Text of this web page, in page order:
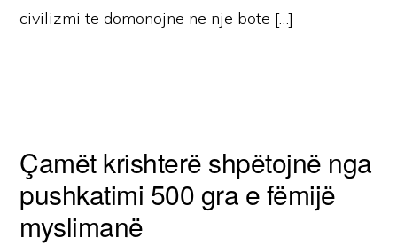
civilizmi te domonojne ne nje bote […]
Çamët krishterë shpëtojnë nga
pushkatimi 500 gra e fëmijë
myslimanë